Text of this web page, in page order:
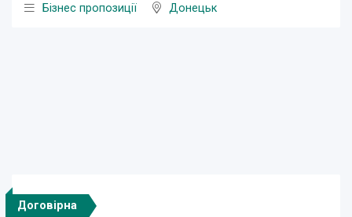
Бізнес пропозиції
Донецьк
Договірна